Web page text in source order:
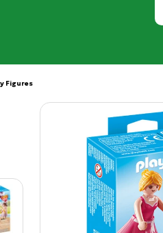
Figures